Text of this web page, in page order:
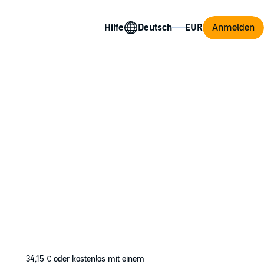
Hilfe Anmelden
stasis ritual.
34,15 € oder kostenlos mit einem